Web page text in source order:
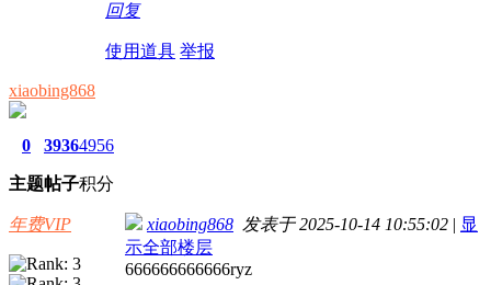
回复
使用道具 举报
xiaobing868
0
主题
3936
帖子
4956
积分
年费VIP xiaobing868 发表于 2025-10-14 10:55:02 | 显
示全部楼层
666666666666ryz